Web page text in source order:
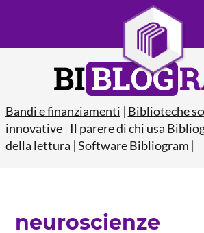
Bandi e finanziamenti | Biblioteche
innovative| Il parere di chi usa
della lettura | Software Bibliogram |
neuroscienze